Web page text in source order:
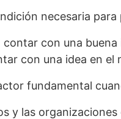
necesaria para
con una
con una idea en el
fundamental
y las